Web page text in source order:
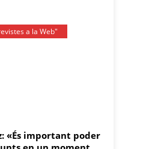
a la Web"
«És important poder